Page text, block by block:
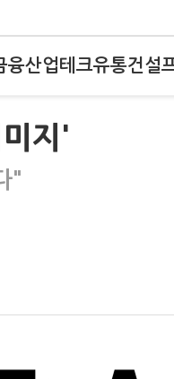
융산업테크유통건설
지'
"